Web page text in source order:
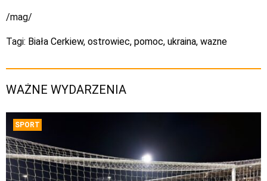
/mag/
Tagi: Biała Cerkiew, ostrowiec, pomoc, ukraina, wazne
WAŻNE WYDARZENIA
SPORT